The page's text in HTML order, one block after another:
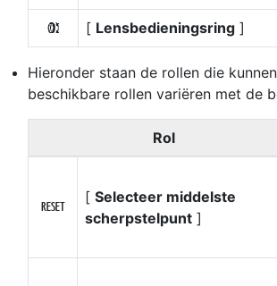
l [ Lensbedieningsring ]
Hieronder staan de rollen die
beschikbare rollen variëren met de
Rol
K
[ Selecteer middelste
scherpstelpunt ]